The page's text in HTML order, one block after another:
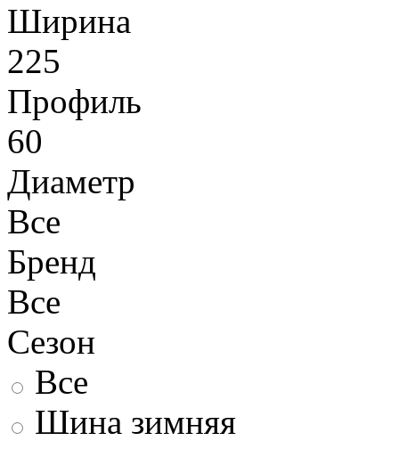
Ширина
225
Профиль
60
Диаметр
Все
Бренд
Все
Сезон
Все
Шина зимняя